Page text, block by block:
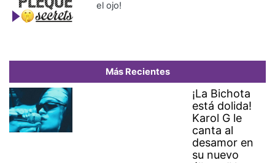
el ojo!
Más Recientes
¡La Bichota
está dolida!
Karol G le
canta al
desamor en
su nuevo